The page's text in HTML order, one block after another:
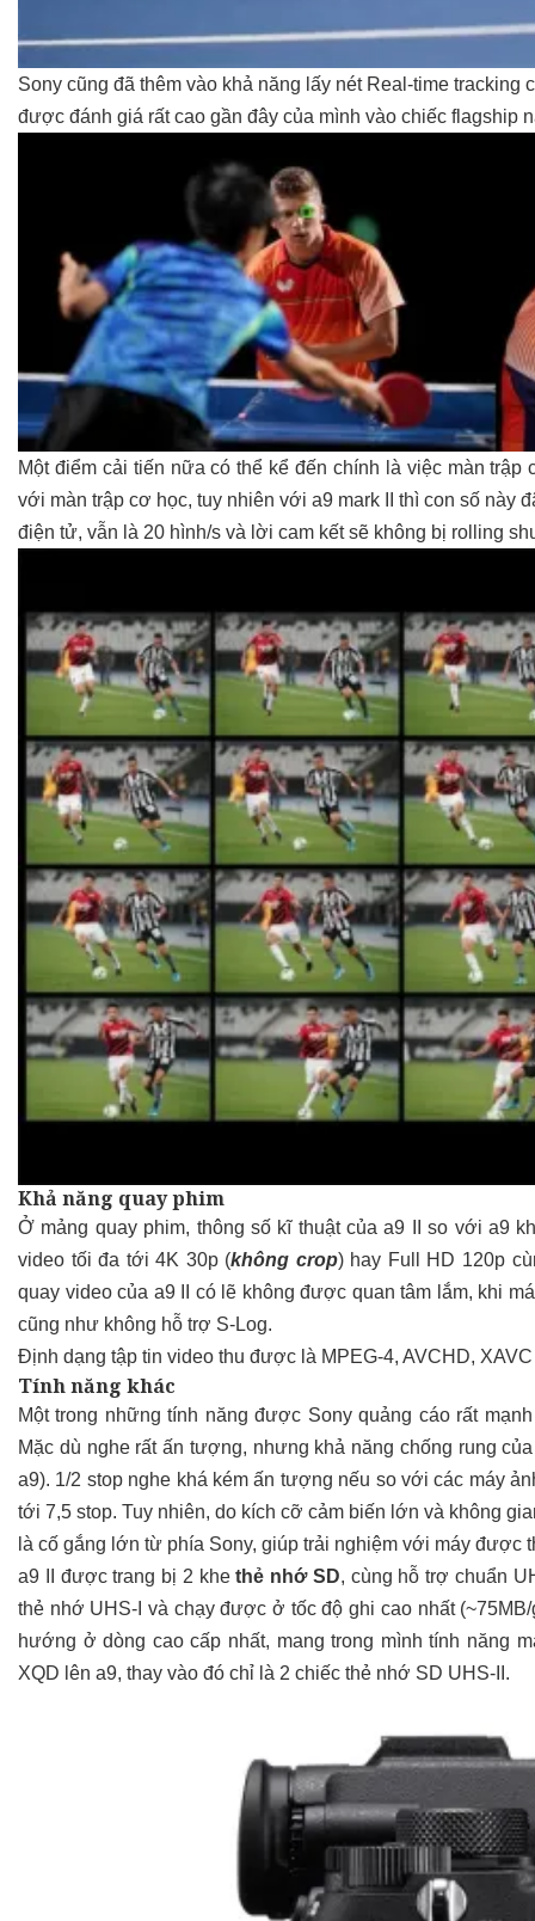
Sony cũng đã thêm vào khả năng lấy nét Real-time
được đánh giá rất cao gần đây của mình vào chiếc flagship
Một điểm cải tiến nữa có thể kể đến chính là việc màn
với màn trập cơ học, tuy nhiên với a9 mark II thì con số này
điện tử, vẫn là 20 hình/s và lời cam kết sẽ không bị rolling
Khả năng quay phim
Ở mảng quay phim, thông số kĩ thuật của a9 II so với a9
video tối đa tới 4K 30p (không crop) hay Full HD 120p
quay video của a9 II có lẽ không được quan tâm lắm, khi
cũng như không hỗ trợ S-Log.
Định dạng tập tin video thu được là MPEG-4, AVCHD,
Tính năng khác
Một trong những tính năng được Sony quảng cáo rất
Mặc dù nghe rất ấn tượng, nhưng khả năng chống rung
a9). 1/2 stop nghe khá kém ấn tượng nếu so với các máy
tới 7,5 stop. Tuy nhiên, do kích cỡ cảm biến lớn và không
là cố gắng lớn từ phía Sony, giúp trải nghiệm với máy được
a9 II được trang bị 2 khethẻ nhớ SD, cùng hỗ trợ chuẩn
thẻ nhớ UHS-I và chạy được ở tốc độ ghi cao nhất
hướng ở dòng cao cấp nhất, mang trong mình tính năng
XQD lên a9, thay vào đó chỉ là 2 chiếc thẻ nhớ SD UHS-II.